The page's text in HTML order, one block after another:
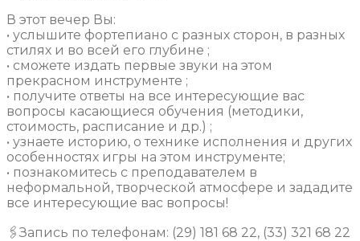
В этот вечер Вы:
• услышите фортепиано с разных сторон, в разных
стилях и во всей его глубине ;
• сможете издать первые звуки на этом
прекрасном инструменте ;
• получите ответы на все интересующие вас
вопросы касающиеся обучения (методики,
стоимость, расписание и др.) ;
• узнаете историю, о технике исполнения и других
особенностях игры на этом инструменте;
• познакомитесь с преподавателем в
неформальной, творческой атмосфере и зададите
все интересующие вас вопросы!
🖇Запись по телефонам: (29) 181 68 22, (33) 321 68 22